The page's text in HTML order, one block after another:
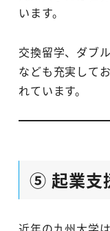
います。
交換留学、ダブ
なども充実して
れています。
⑤ 起業支